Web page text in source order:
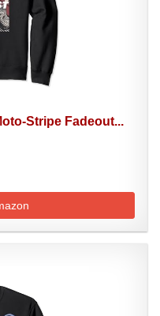
Stripe Fadeout...